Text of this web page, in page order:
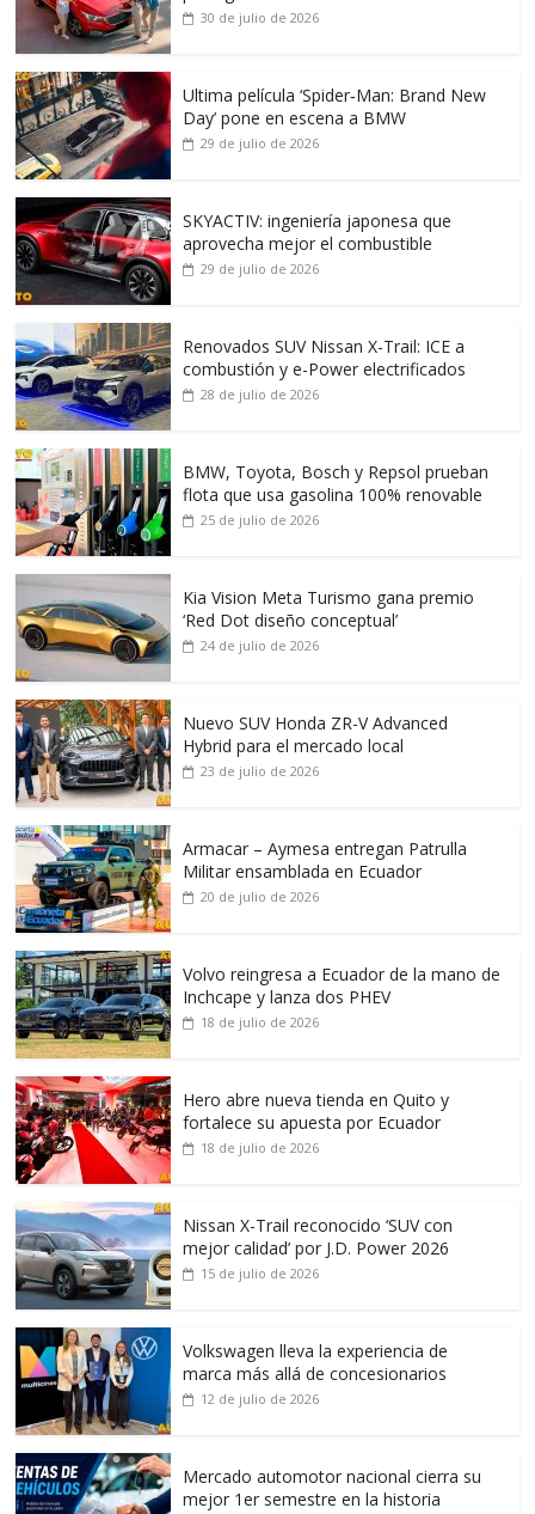
30 de julio de 2026
Ultima película ‘Spider‑Man: Brand New
Day’ pone en escena a BMW
29 de julio de 2026
SKYACTIV: ingeniería japonesa que
aprovecha mejor el combustible
29 de julio de 2026
Renovados SUV Nissan X-Trail: ICE a
combustión y e-Power electrificados
28 de julio de 2026
BMW, Toyota, Bosch y Repsol prueban
flota que usa gasolina 100% renovable
25 de julio de 2026
Kia Vision Meta Turismo gana premio
‘Red Dot diseño conceptual’
24 de julio de 2026
Nuevo SUV Honda ZR-V Advanced
Hybrid para el mercado local
23 de julio de 2026
Armacar – Aymesa entregan Patrulla
Militar ensamblada en Ecuador
20 de julio de 2026
Volvo reingresa a Ecuador de la mano de
Inchcape y lanza dos PHEV
18 de julio de 2026
Hero abre nueva tienda en Quito y
fortalece su apuesta por Ecuador
18 de julio de 2026
Nissan X-Trail reconocido ‘SUV con
mejor calidad’ por J.D. Power 2026
15 de julio de 2026
Volkswagen lleva la experiencia de
marca más allá de concesionarios
12 de julio de 2026
Mercado automotor nacional cierra su
mejor 1er semestre en la historia